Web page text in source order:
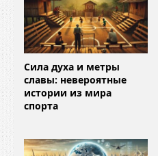
Сила духа и метры
славы: невероятные
истории из мира
спорта